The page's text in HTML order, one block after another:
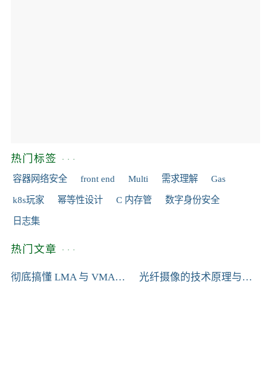
热门标签
容器网络安全 front end Multi 需求理解 Gas
k8s玩家 幂等性设计 C 内存管 数字身份安全
日志集
热门文章
彻底搞懂 LMA 与 VMA：GNU LD 链接脚本与 ARMCC 分散加载深度对比 光纤摄像的技术原理与应用场景深度解析